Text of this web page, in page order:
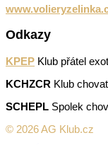
Odkazy
KPEP Klub přátel
KCHZCR Klub
SCHEPL Spolek
© 2026 AG Klub.cz